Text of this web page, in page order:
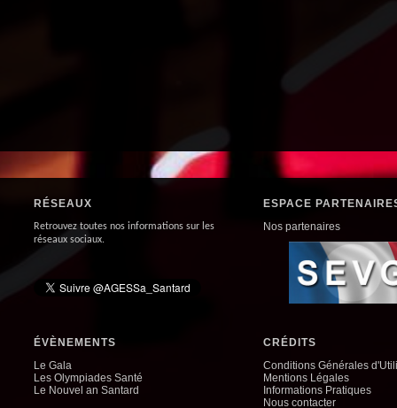
RÉSEAUX
Retrouvez toutes nos informations sur les
réseaux sociaux.
ESPACE
Nos partenaires
ÉVÈNEMENTS
Le Gala
Les Olympiades Santé
Le Nouvel an Santard
CRÉDITS
Conditions Générales
Mentions Légales
Informations Pratiques
Nous contacter